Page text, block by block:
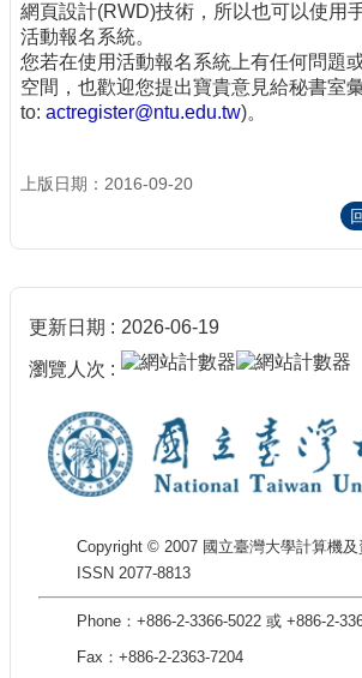
網頁設計(RWD)技術，所以也可以使用
活動報名系統。
您若在使用活動報名系統上有任何問題
空間，也歡迎您提出寶貴意見給秘書室
to: actregister@ntu.edu.tw)。
上版日期：2016-09-20
更新日期 2026-06-19
瀏覽人次
Copyright © 2007 國立臺灣大學計算機及
ISSN 2077-8813
Phone：+886-2-3366-5022 或 +886-2-
Fax：+886-2-2363-7204